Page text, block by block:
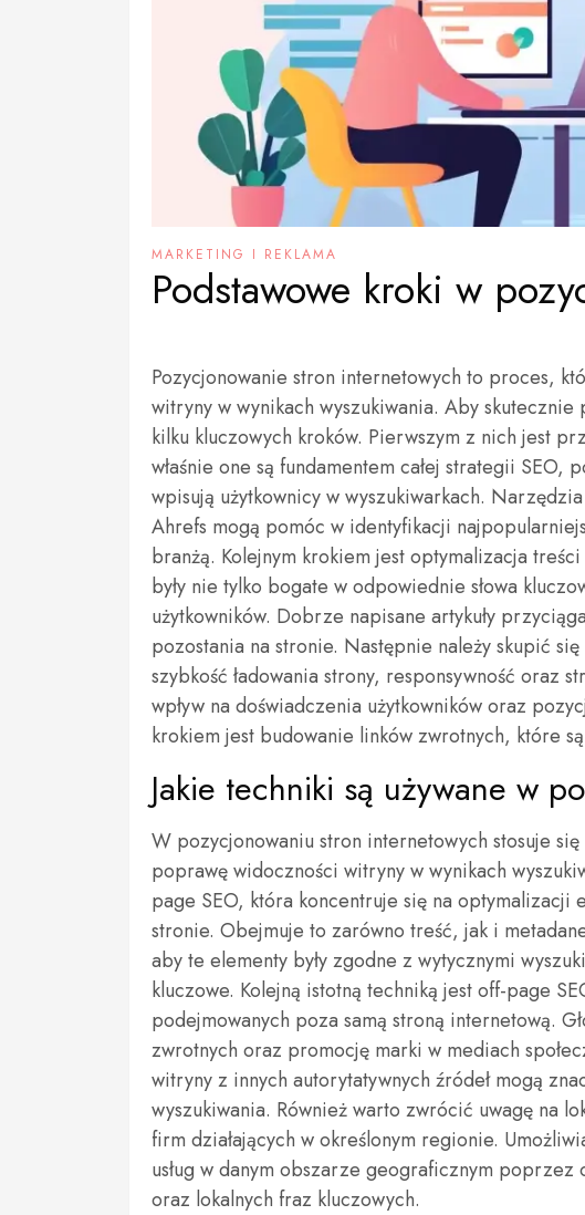
MARKETING I REKLAMA
Podstawowe kroki w
Pozycjonowanie stron internetowych to proces,
witryny w wynikach wyszukiwania. Aby
kilku kluczowych kroków. Pierwszym z nich jest
właśnie one są fundamentem całej strategii
wpisują użytkownicy w wyszukiwarkach.
Ahrefs mogą pomóc w identyfikacji
branżą. Kolejnym krokiem jest optymalizacja
były nie tylko bogate w odpowiednie słowa
użytkowników. Dobrze napisane artykuły
pozostania na stronie. Następnie należy skupić
szybkość ładowania strony, responsywność oraz
wpływ na doświadczenia użytkowników oraz
krokiem jest budowanie linków zwrotnych, które
Jakie techniki są używane w
W pozycjonowaniu stron internetowych stosuje
poprawę widoczności witryny w wynikach
page SEO, która koncentruje się na
stronie. Obejmuje to zarówno treść, jak i
aby te elementy były zgodne z wytycznymi
kluczowe. Kolejną istotną techniką jest off-page
podejmowanych poza samą stroną internetową.
zwrotnych oraz promocję marki w mediach
witryny z innych autorytatywnych źródeł mogą
wyszukiwania. Również warto zwrócić uwagę na
firm działających w określonym regionie.
usług w danym obszarze geograficznym
oraz lokalnych fraz kluczowych.